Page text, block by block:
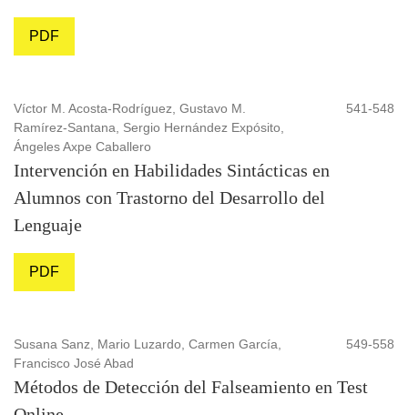
PDF
Víctor M. Acosta-Rodríguez, Gustavo M.
Ramírez-Santana, Sergio Hernández Expósito,
Ángeles Axpe Caballero
541-548
Intervención en Habilidades Sintácticas en
Alumnos con Trastorno del Desarrollo del
Lenguaje
PDF
Susana Sanz, Mario Luzardo, Carmen García,
Francisco José Abad
549-558
Métodos de Detección del Falseamiento en Test